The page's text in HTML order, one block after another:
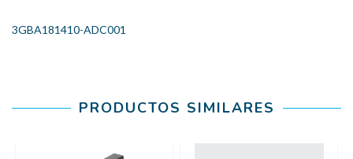
3GBA181410-ADC001
PRODUCTOS SIMILARES